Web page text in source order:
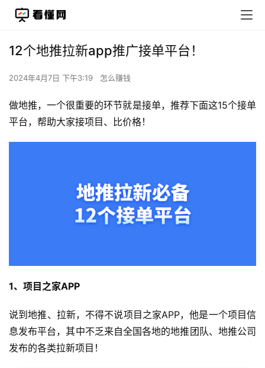
12个地推拉新app推广接单平台！
2024年4月7日 下午3:19 怎么赚钱
做地推，一个很重要的环节就是接单，推荐下面这15个接单
平台，帮助大家接项目、比价格！
1、项目之家APP
说到地推、拉新，不得不说项目之家APP，他是一个项目信
息发布平台，其中不乏来自全国各地的地推团队、地推公司
发布的各类拉新项目！